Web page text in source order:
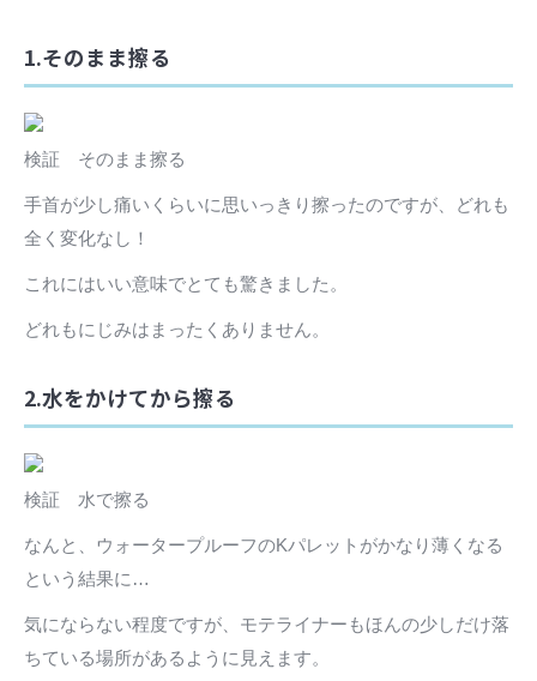
1.そのまま擦る
検証 そのまま擦る
手首が少し痛いくらいに思いっきり擦ったのですが、どれも
全く変化なし！
これにはいい意味でとても驚きました。
どれもにじみはまったくありません。
2.水をかけてから擦る
検証 水で擦る
なんと、ウォータープルーフのKパレットがかなり薄くなる
という結果に…
気にならない程度ですが、モテライナーもほんの少しだけ落
ちている場所があるように見えます。